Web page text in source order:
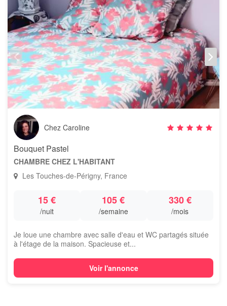
Chez Caroline
Bouquet Pastel
CHAMBRE CHEZ L'HABITANT
Les Touches-de-Périgny, France
15 €
/nuit
105 €
/semaine
330 €
/mois
Je loue une chambre avec salle d'eau et WC partagés située
à l'étage de la maison. Spacieuse et...
Voir l'annonce